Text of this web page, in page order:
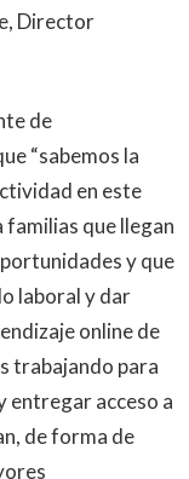
Director
de
“sabemos la
en este
que llegan
y que
laboral y dar
online de
trabajando para
entregar acceso a
de forma de